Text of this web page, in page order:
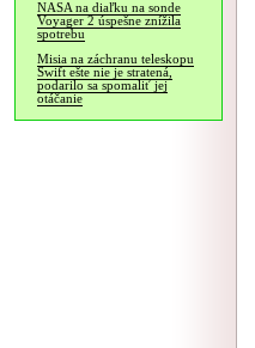
NASA na diaľku na sonde
Voyager 2 úspešne znížila
spotrebu
Misia na záchranu teleskopu
Swift ešte nie je stratená,
podarilo sa spomaliť jej
otáčanie